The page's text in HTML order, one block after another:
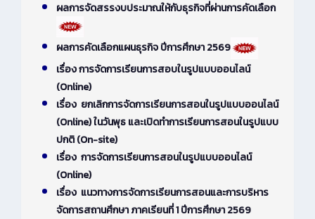
ผลการจัดสรรงบประมาณให้กับธุรกิจที่ผ่านการคัดเลือก
ผลการคัดเลือกแผนธุรกิจ ปีการศึกษา 2569
เรื่อง การจัดการเรียนการสอบในรูปแบบออนไลน์
(Online)
เรื่อง ยกเลิกการจัดการเรียนการสอนในรูปแบบออนไลน์
(Online) ในวันพุธ และเปิดทำการเรียนการสอนในรูปแบบ
ปกติ (On-site)
เรื่อง การจัดการเรียนการสอนในรูปแบบออนไลน์
(Online)
เรื่อง แนวทางการจัดการเรียนการสอนและการบริหาร
จัดการสถานศึกษา ภาคเรียนที่ 1 ปีการศึกษา 2569